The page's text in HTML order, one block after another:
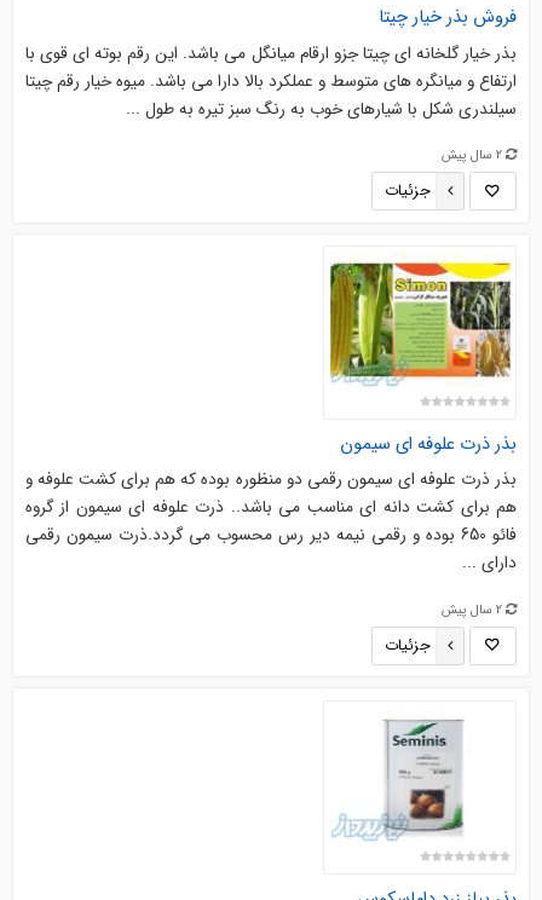
فروش بذر خیار چیتا
بذر خیار گلخانه ای چیتا جزو ارقام میانگل می باشد. این رقم بوته ای قوی با
ارتفاع و میانگره های متوسط و عملکرد بالا دارا می باشد. میوه خیار رقم چیتا
سیلندری شکل با شیارهای خوب به رنگ سبز تیره به طول ...
2 سال پیش
جزئیات
بذر ذرت علوفه ای سیمون
بذر ذرت علوفه ای سیمون رقمی دو منظوره بوده که هم برای کشت علوفه و
هم برای کشت دانه ای مناسب می باشد.. ذرت علوفه ای سیمون از گروه
فائو 650 بوده و رقمی نیمه دیر رس محسوب می گردد.ذرت سیمون رقمی
دارای ...
2 سال پیش
جزئیات